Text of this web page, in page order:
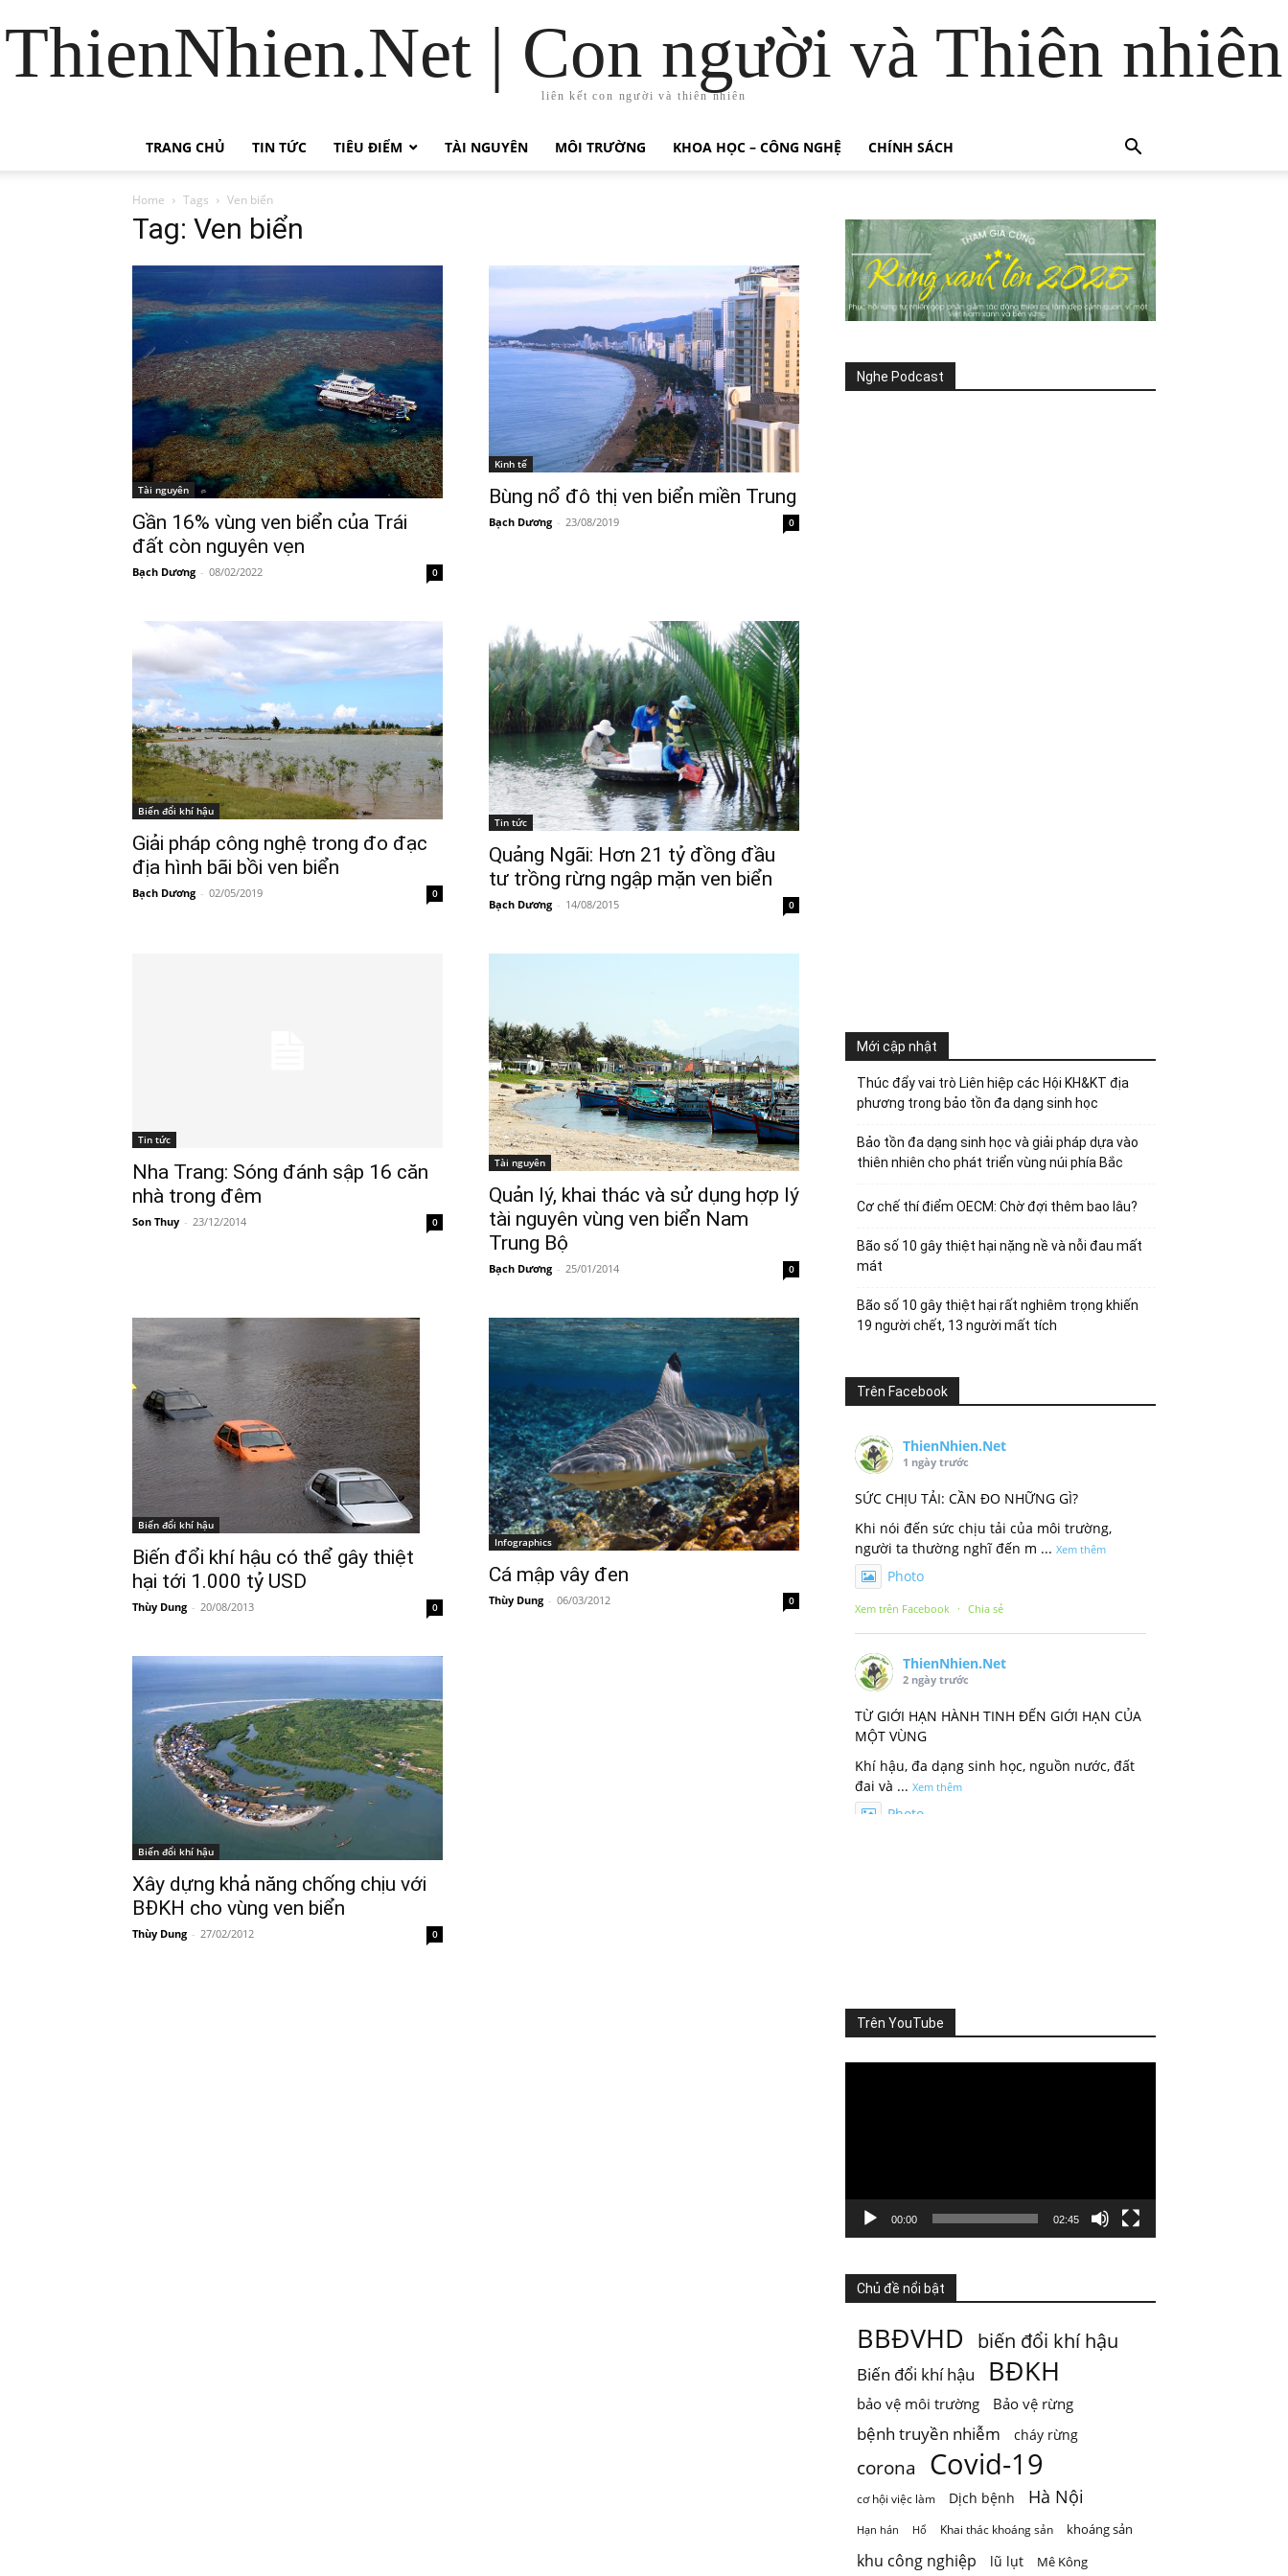
ThienNhien.Net | Con người và Thiên nhiên
liên kết con người và thiên nhiên
TRANG CHỦ TIN TỨC TIÊU ĐIỂM TÀI NGUYÊN MÔI TRƯỜNG KHOA HỌC – CÔNG NGHỆ CHÍNH SÁCH
Home Tags Ven biển
Tag: Ven biển
Tài nguyên
Gần 16% vùng ven biển của Trái
đất còn nguyên vẹn
Bạch Dương - 08/02/2022 0
Kinh tế
Bùng nổ đô thị ven biển miền Trung
Bạch Dương - 23/08/2019 0
Biến đổi khí hậu
Giải pháp công nghệ trong đo đạc
địa hình bãi bồi ven biển
Bạch Dương - 02/05/2019 0
Tin tức
Quảng Ngãi: Hơn 21 tỷ đồng đầu
tư trồng rừng ngập mặn ven biển
Bạch Dương - 14/08/2015 0
Tin tức
Nha Trang: Sóng đánh sập 16 căn
nhà trong đêm
Son Thuy - 23/12/2014 0
Tài nguyên
Quản lý, khai thác và sử dụng hợp lý
tài nguyên vùng ven biển Nam
Trung Bộ
Bạch Dương - 25/01/2014 0
Biến đổi khí hậu
Biến đổi khí hậu có thể gây thiệt
hại tới 1.000 tỷ USD
Thùy Dung - 20/08/2013 0
Infographics
Cá mập vây đen
Thùy Dung - 06/03/2012 0
Biến đổi khí hậu
Xây dựng khả năng chống chịu với
BĐKH cho vùng ven biển
Thùy Dung - 27/02/2012 0
Nghe Podcast
Mới cập nhật
Thúc đẩy vai trò Liên hiệp các Hội KH&KT địa
phương trong bảo tồn đa dạng sinh học
Bảo tồn đa dạng sinh học và giải pháp dựa vào
thiên nhiên cho phát triển vùng núi phía Bắc
Cơ chế thí điểm OECM: Chờ đợi thêm bao lâu?
Bão số 10 gây thiệt hại nặng nề và nỗi đau mất
mát
Bão số 10 gây thiệt hại rất nghiêm trọng khiến
19 người chết, 13 người mất tích
Trên Facebook
ThienNhien.Net
1 ngày trước
SỨC CHỊU TẢI: CẦN ĐO NHỮNG GÌ?
Khi nói đến sức chịu tải của môi trường,
người ta thường nghĩ đến m ... Xem thêm
Photo
Xem trên Facebook · Chia sẻ
ThienNhien.Net
2 ngày trước
TỪ GIỚI HẠN HÀNH TINH ĐẾN GIỚI HẠN CỦA
MỘT VÙNG
Khí hậu, đa dạng sinh học, nguồn nước, đất
đai và ... Xem thêm
Photo
Photo
Xem trên Facebook · Chia sẻ
Nước từ sông được dùng cho sinh hoạt, tưới
ti ...Xem thêm
Xem trên Facebook · Chia sẻ
5 ngày trước
Mai Châu mùa em thơm nếp xôi
Chỉ một câu thơ của Quang Dũng cũng đủ để
đưa Mai Châu trở thành một
Trên YouTube
00:00 02:45
Chủ đề nổi bật
BBĐVHD biến đổi khí hậu
Biến đổi khí hậu BĐKH
bảo vệ môi trường Bảo vệ rừng
bệnh truyền nhiễm cháy rừng
corona Covid-19
cơ hội việc làm Dịch bệnh Hà Nội
Hạn hán Hổ Khai thác khoáng sản khoáng sản
khu công nghiệp lũ lụt Mê Kông